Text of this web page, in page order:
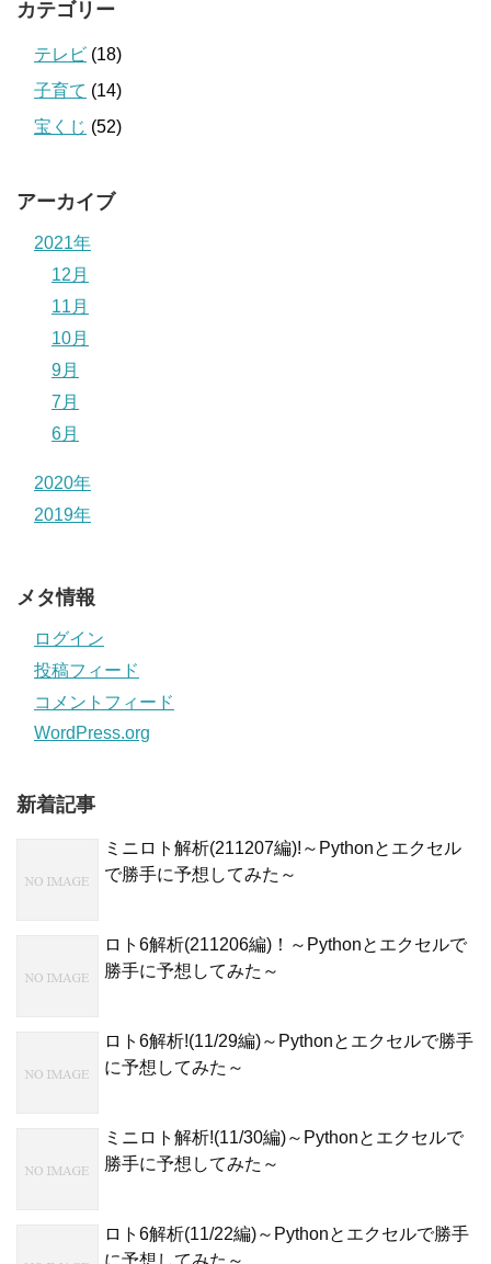
カテゴリー
テレビ (18)
子育て (14)
宝くじ (52)
アーカイブ
2021年
12月
11月
10月
9月
7月
6月
2020年
2019年
メタ情報
ログイン
投稿フィード
コメントフィード
WordPress.org
新着記事
ミニロト解析(211207編)!～Pythonとエクセル
で勝手に予想してみた～
ロト6解析(211206編)！～Pythonとエクセルで
勝手に予想してみた～
ロト6解析!(11/29編)～Pythonとエクセルで勝手
に予想してみた～
ミニロト解析!(11/30編)～Pythonとエクセルで
勝手に予想してみた～
ロト6解析(11/22編)～Pythonとエクセルで勝手
に予想してみた～